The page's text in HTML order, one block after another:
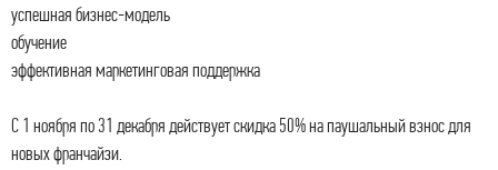
успешная бизнес-модель
обучение
эффективная маркетинговая поддержка
С 1 ноября по 31 декабря действует скидка 50% на паушальный взнос для
новых франчайзи.